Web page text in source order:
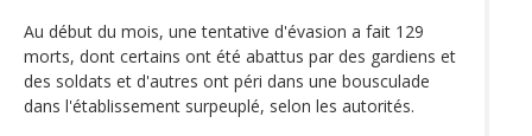
Au début du mois, une tentative d'évasion a fait 129
morts, dont certains ont été abattus par des gardiens et
des soldats et d'autres ont péri dans une bousculade
dans l'établissement surpeuplé, selon les autorités.